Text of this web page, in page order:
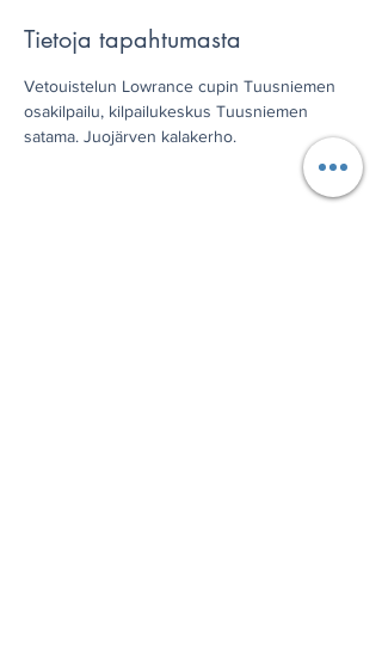
Tietoja tapahtumasta
Vetouistelun Lowrance cupin Tuusniemen
osakilpailu, kilpailukeskus Tuusniemen
satama. Juojärven kalakerho.